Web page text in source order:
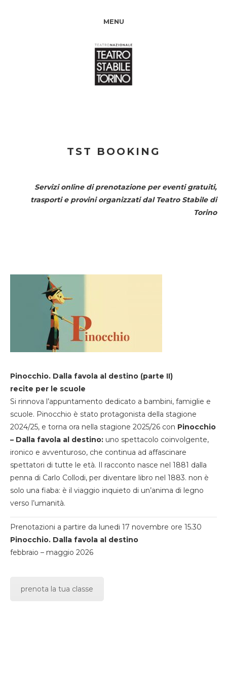
MENU
TST BOOKING
Servizi online di prenotazione per eventi gratuiti,
trasporti e provini organizzati dal Teatro Stabile di
Torino
Pinocchio. Dalla favola al destino (parte II)
recite per le scuole
Si rinnova l’appuntamento dedicato a bambini, famiglie e
scuole. Pinocchio è stato protagonista della stagione
2024/25, e torna ora nella stagione 2025/26 con Pinocchio
– Dalla favola al destino: uno spettacolo coinvolgente,
ironico e avventuroso, che continua ad affascinare
spettatori di tutte le età. Il racconto nasce nel 1881 dalla
penna di Carlo Collodi, per diventare libro nel 1883. non è
solo una fiaba: è il viaggio inquieto di un’anima di legno
verso l’umanità.
Prenotazioni a partire da lunedi 17 novembre ore 15.30
Pinocchio. Dalla favola al destino
febbraio – maggio 2026
prenota la tua classe